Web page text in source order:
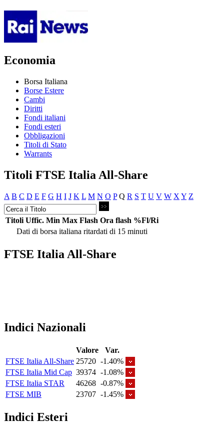
Economia
Borsa Italiana
Borse Estere
Cambi
Diritti
Fondi italiani
Fondi esteri
Obbligazioni
Titoli di Stato
Warrants
Titoli FTSE Italia All-Share
A B C D E F G H I J K L M N O P Q R S T U V W X Y Z
Titoli Uffic. Min Max Flash Ora flash %Fl/Ri
Dati di borsa italiana ritardati di 15 minuti
FTSE Italia All-Share
Indici Nazionali
Valore
Var.
FTSE Italia All-Share 25720 -1.40%
FTSE Italia Mid Cap 39374 -1.08%
FTSE Italia STAR
46268 -0.87%
FTSE MIB
23707 -1.45%
Indici Esteri